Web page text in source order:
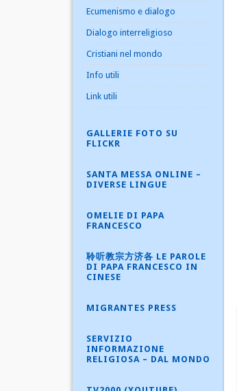
Ecumenismo e dialogo
Dialogo interreligioso
Cristiani nel mondo
Info utili
Link utili
GALLERIE FOTO SU
FLICKR
SANTA MESSA ONLINE –
DIVERSE LINGUE
OMELIE DI PAPA
FRANCESCO
聆听教宗方济各 LE PAROLE
DI PAPA FRANCESCO IN
CINESE
MIGRANTES PRESS
SERVIZIO
INFORMAZIONE
RELIGIOSA – DAL MONDO